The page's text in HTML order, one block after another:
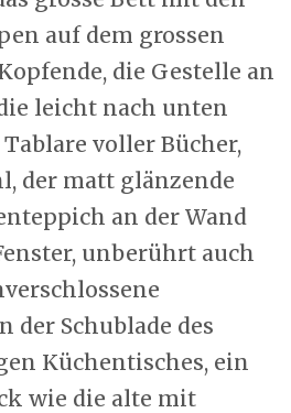
auf dem grossen
die Gestelle an
leicht nach unten
voller Bücher,
der matt glänzende
an der Wand
unberührt auch
der Schublade des
Küchentisches, ein
wie die alte mit